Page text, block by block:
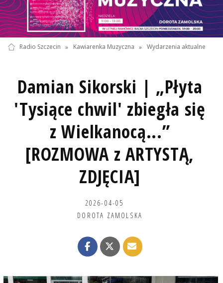
Radio Szczecin » Kawiarenka Muzyczna » Wydarzenia aktualne
Damian Sikorski | „Płyta
'Tysiące chwil' zbiegła się
z Wielkanocą...”
[ROZMOWA z ARTYSTĄ,
ZDJĘCIA]
2026-04-05
DOROTA ZAMOLSKA